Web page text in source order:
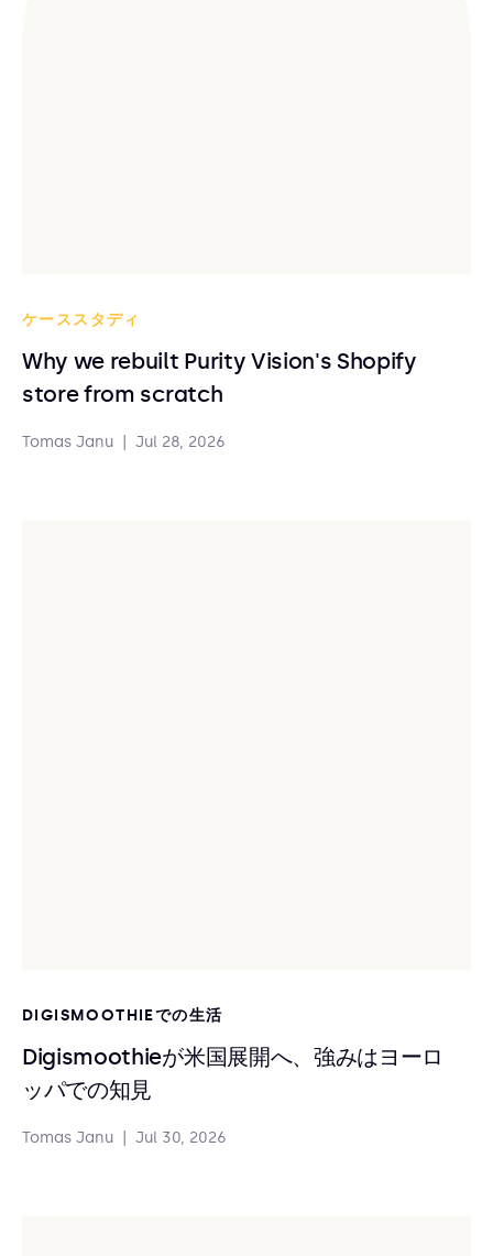
ケーススタディ
Why we rebuilt Purity Vision's Shopify
store from scratch
Tomas Janu Jul 28, 2026
DIGISMOOTHIEでの生活
Digismoothieが米国展開へ、強みはヨーロ
ッパでの知見
Tomas Janu Jul 30, 2026